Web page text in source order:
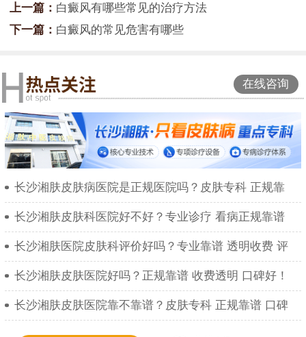
上一篇： 白癜风有哪些常见的治疗方法
下一篇： 白癜风的常见危害有哪些
在线咨询
长沙湘肤皮肤病医院是正规医院吗？皮肤专科 正规靠
长沙湘肤皮肤科医院好不好？专业诊疗 看病正规靠谱
长沙湘肤医院皮肤科评价好吗？专业靠谱 透明收费 评
长沙湘肤皮肤医院好吗？正规靠谱 收费透明 口碑好！
长沙湘肤皮肤医院靠不靠谱？皮肤专科 正规靠谱 口碑